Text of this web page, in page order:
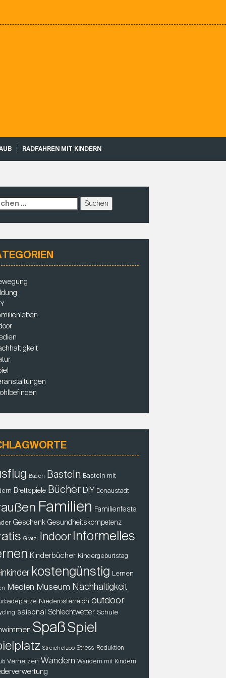
RADFAHREN MIT KINDERN
Baden Basteln Basteln mit
Brettspiele BücherDIY Donaustadt
Familien Familienfeste
Geschenk Gesundheitskompetenz
Grätzl Indoor Informelles
Kinderbücher Kindergeburtstag
kostengünstig Lernen
Medien Museum Nachhaltigkeit
Niederösterreich outdoor
saisonal Schlechtwetter Schule
SpaßSpiel
Streichelzoo Stress-Reduktion
Vernetzen Wandern Wandern mit Kindern